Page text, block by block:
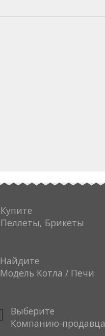
Купите
Пеллеты, Брикеты
Найдите
Модель Котла / Печи
Выберите
Компанию-продавца